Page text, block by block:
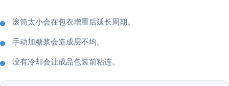
滚筒太小会在包衣增重后延长周期。
手动加糖浆会造成层不均。
没有冷却会让成品包装前粘连。